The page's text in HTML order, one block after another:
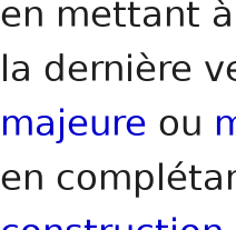
en mettant
la dernière
majeure ou
en